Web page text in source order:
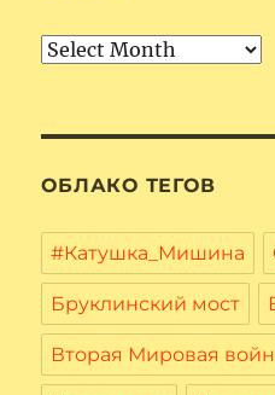
Архив
ОБЛАКО ТЕГОВ
#Катушка_Мишина
Бруклинский мост
Вторая Мировая